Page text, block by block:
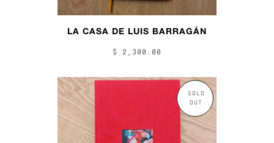
LA CASA DE LUIS BARRAGÁN
$ 2,300.00
SOLD
OUT